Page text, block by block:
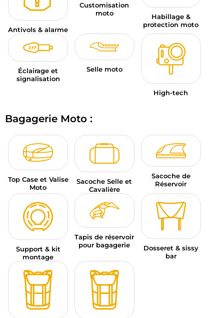
Antivols & alarme
Customisation
moto
Habillage &
protection moto
Éclairage et
signalisation
Selle moto
High-tech
Bagagerie Moto :
Top Case et Valise
Moto
Sacoche Selle et
Cavalière
Sacoche de
Réservoir
Support & kit
montage
Tapis de réservoir
pour bagagerie
Dosseret & sissy
bar